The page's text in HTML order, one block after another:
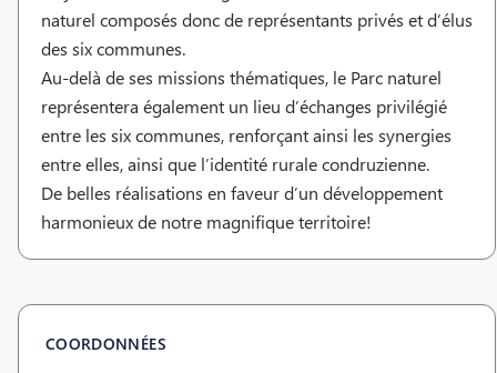
naturel composés donc de représentants privés et d’élus
des six communes.
Au-delà de ses missions thématiques, le Parc naturel
représentera également un lieu d’échanges privilégié
entre les six communes, renforçant ainsi les synergies
entre elles, ainsi que l’identité rurale condruzienne.
De belles réalisations en faveur d’un développement
harmonieux de notre magnifique territoire!
COORDONNÉES